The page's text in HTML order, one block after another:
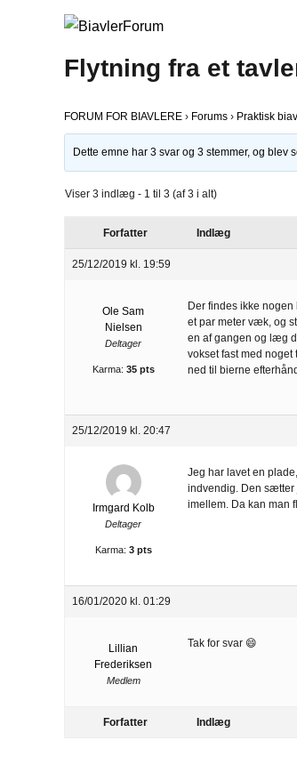
Flytning fra et
FORUM FOR BIAVLERE › Forums › Praktisk
Dette emne har 3 svar og 3 stemmer, og blev
Viser 3 indlæg - 1 til 3 (af 3 i alt)
Forfatter Indlæg
25/12/2019 kl. 19:59
Ole Sam
Nielsen
Deltager
Karma: 35 pts
Der findes ikke
et par meter væk, og
en af gangen og læg
vokset fast med
ned til bierne
25/12/2019 kl. 20:47
Irmgard Kolb
Deltager
Karma: 3 pts
Jeg har lavet en
indvendig. Den sætter
imellem. Da kan man
16/01/2020 kl. 01:29
Lillian
Frederiksen
Medlem
Tak for svar 😄
Forfatter Indlæg